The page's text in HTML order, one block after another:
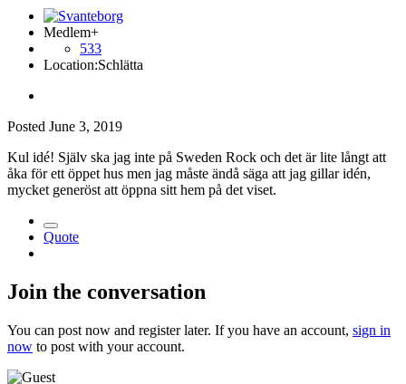
Medlem+
533
Location:Schlätta
Posted June 3, 2019
Kul idé! Själv ska jag inte på Sweden Rock och det är lite långt att
åka för ett öppet hus men jag måste ändå säga att jag gillar idén,
mycket generöst att öppna sitt hem på det viset.
Quote
Join the conversation
You can post now and register later. If you have an account, sign in
now to post with your account.